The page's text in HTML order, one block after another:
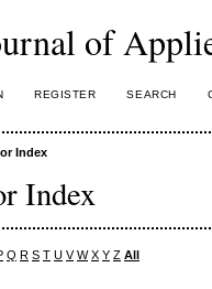
of
REGISTER SEARCH
Index
Index
Q R S T U V W X Y Z All